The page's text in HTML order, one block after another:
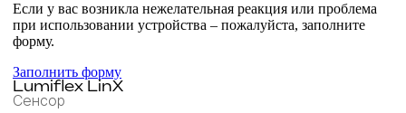
Если у вас возникла нежелательная реакция или проблема
при использовании устройства – пожалуйста, заполните
форму.
Заполнить форму
Lumiflex LinX
Сенсор